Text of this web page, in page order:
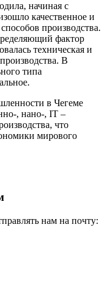
начиная с
качественное и
производства.
фактор
техническая и
В
типа
в Чегеме
, нано-, IT –
что
мирового
нам на почту: